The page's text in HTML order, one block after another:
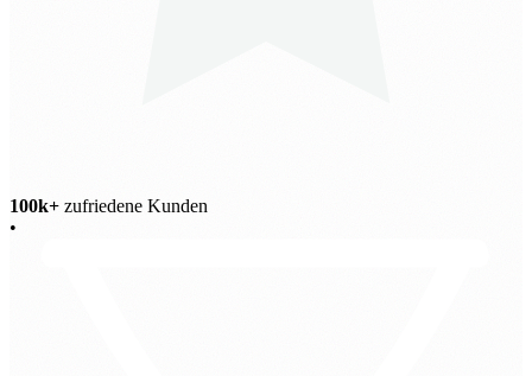
100k+ zufriedene Kunden
•